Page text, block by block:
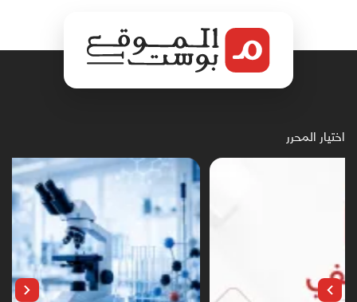
اختيار المحرر